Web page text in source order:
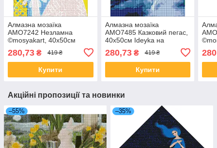
Алмазна мозаїка
AMO7242 Незламна
©mosyakart, 40х50см
280,73 ₴ 419 ₴
Купити
Алмазна мозаїка
AMO7485 Казковий пегас,
40x50см Ideyka на
280,73₴ 419 ₴
Купити
Акційні пропозиції та новинки
–55% –35%